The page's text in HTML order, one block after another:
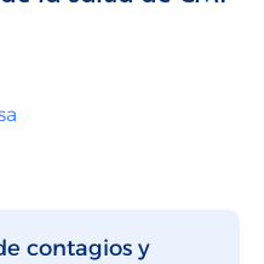
contagios y